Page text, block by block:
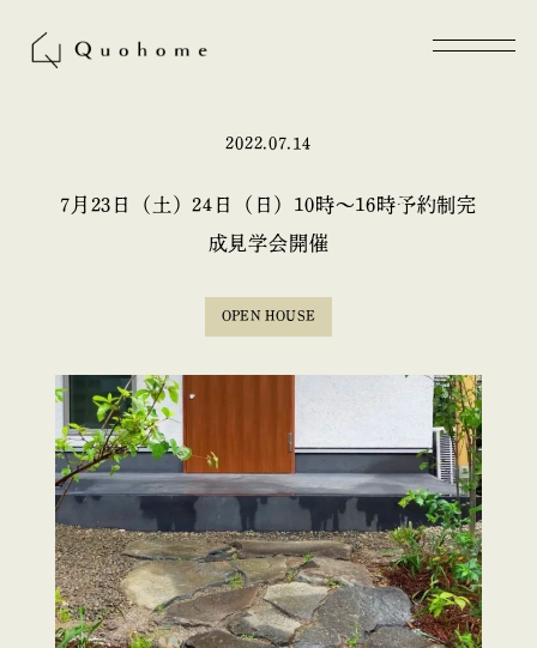
2022.07.14
7月23日（土）24日（日）10時～16時予約制完
成見学会開催
OPEN HOUSE